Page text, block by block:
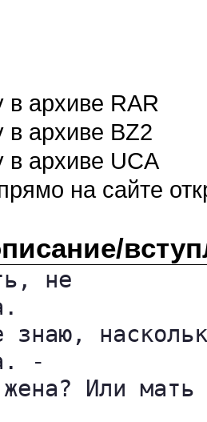
в архиве RAR
в архиве BZ2
в архиве UCA
на сайте
не
знаю,
-
Или мать